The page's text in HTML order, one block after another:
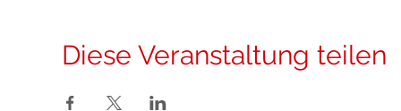
Diese Veranstaltung teilen